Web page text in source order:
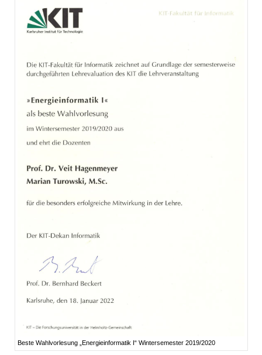
Beste Wahlvorlesung „Energieinformatik I“ Wintersemester 2019/2020